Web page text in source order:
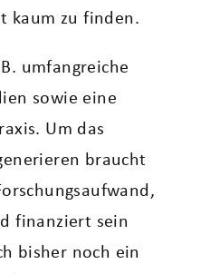
kaum zu finden.
umfangreiche
sowie eine
Um das
braucht
finanziert sein
bisher noch ein